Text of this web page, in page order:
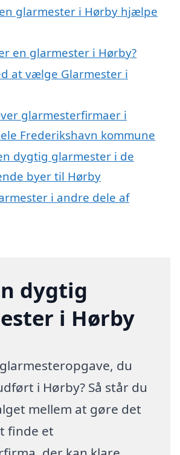
glarmester i Hørby hjælpe
en glarmester i Hørby?
at vælge Glarmester i
glarmesterfirmaer i
Frederikshavn kommune
dygtig glarmester i de
byer til Hørby
i andre dele af
dygtig
i Hørby
du
i Hørby? Så står du
mellem at gøre det
finde et